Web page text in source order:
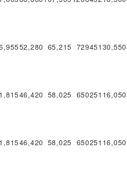
52,280 65,215 72945130,550
46,420 58,025 65025116,050
46,420 58,025 65025116,050